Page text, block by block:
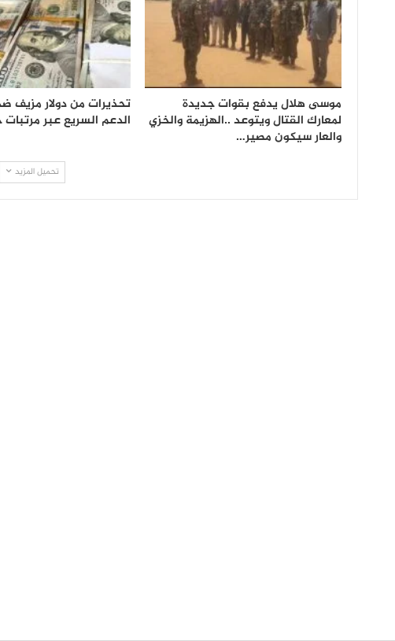
موسى هلال يدفع بقوات جديدة
لمعارك القتال ويتوعد ..الهزيمة والخزي
والعار سيكون مصير…
تحذيرات من دولار مزيف
الدعم السريع عبر مرتبات
تحميل المزيد